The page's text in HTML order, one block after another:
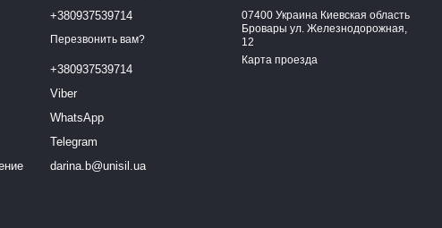
характеризуется расширенной областью применения, нужно
также ответственно подойти к процессу нанесения слоев. Как
изделие – каменные, бетон, газобетон, пенобетон, кирпич,
цены, качества и затраченного времени.
последствий от контакта с влагой, химикатами, маслами,
оформления.
+380937539714
Перезвонить вам?
+380937539714
Viber
WhatsApp
Telegram
darina.b@unisil.ua
07400 Украина Киевская область
Бровары ул. Железнодорожная,
12
Карта проезда